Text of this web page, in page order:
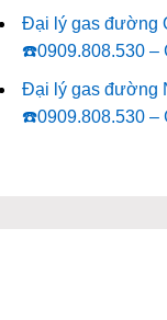
Đại lý gas đường
☎️0909.808.530 –
Đại lý gas đường
☎️0909.808.530 –